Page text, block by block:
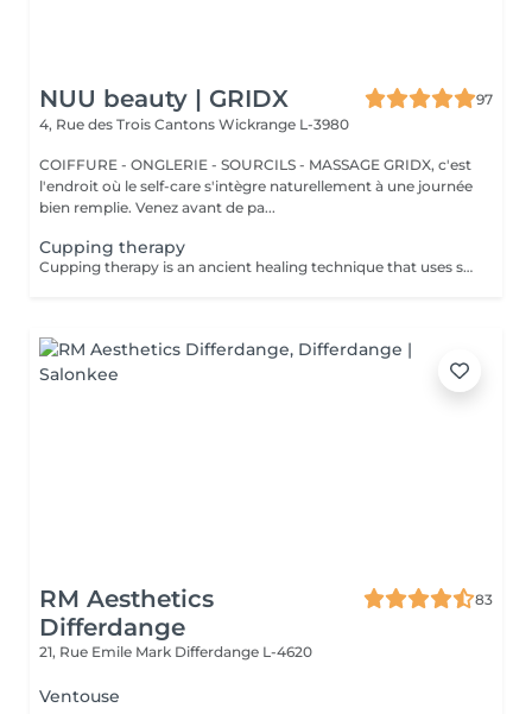
NUU beauty | GRIDX
97
4, Rue des Trois Cantons Wickrange L-3980
COIFFURE - ONGLERIE - SOURCILS - MASSAGE GRIDX, c'est
l'endroit où le self-care s'intègre naturellement à une journée
bien remplie. Venez avant de pa...
Cupping therapy
Cupping therapy is an ancient healing technique that uses special cups to create gentle suction on the skin. This suction promotes blood flow, relieves muscle tension, reduces inflammation, and supports deep relaxation. The treatment can help release toxins, improve circulation, and ease chronic pain or stiffness. *Please note that cupping therapy could just be added to a massage service with includes back massage.
RM Aesthetics
Differdange
83
21, Rue Emile Mark Differdange L-4620
Ventouse